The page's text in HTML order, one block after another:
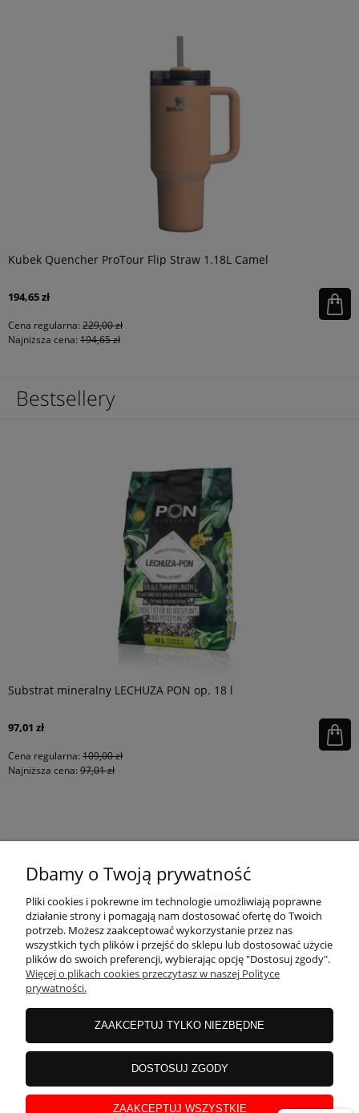
Kubek Quencher ProTour Flip Straw 1.18L Camel
194,65 zł
Cena regularna: 229,00 zł
Najniższa cena: 194,65 zł
Bestsellery
Substrat mineralny LECHUZA PON op. 18 l
97,01 zł
Cena regularna: 109,00 zł
Najniższa cena: 97,01 zł
MOJE KONTO
PŁATNOŚCI I DOSTAWA
INFORMACJE
INSTRUKCJE
Dbamy o Twoją prywatność
Pliki cookies i pokrewne im technologie umożliwiają poprawne
działanie strony i pomagają nam dostosować ofertę do Twoich
potrzeb. Możesz zaakceptować wykorzystanie przez nas
wszystkich tych plików i przejść do sklepu lub dostosować użycie
plików do swoich preferencji, wybierając opcję "Dostosuj zgody".
Więcej o plikach cookies przeczytasz w naszej Polityce
prywatności.
ZAAKCEPTUJ TYLKO NIEZBĘDNE
DOSTOSUJ ZGODY
ZAAKCEPTUJ WSZYSTKIE